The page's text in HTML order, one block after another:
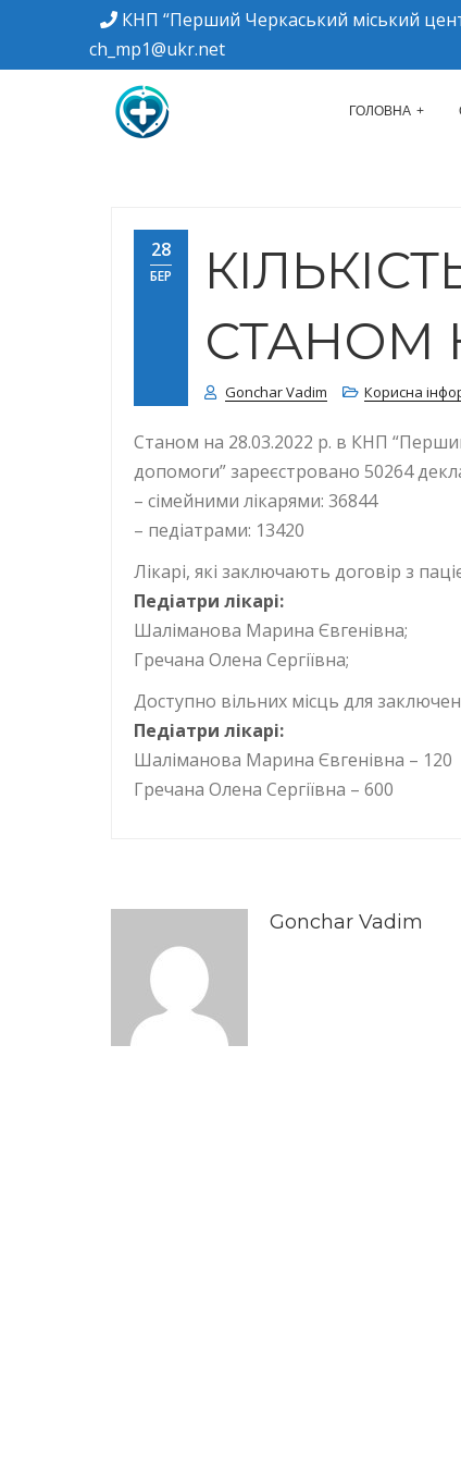
КНП “Перший Черкаський міський
ch_mp1@ukr.net
КНП "ПЕРШИЙ
ГОЛОВНА
28
БЕР
СТАНОМ
Gonchar Vadim Корисна
Станом на 28.03.2022 р. в КНП
допомоги” зареєстровано 50264
– сімейними лікарями: 36844
– педіатрами: 13420
Лікарі, які заключають договір з
Педіатри лікарі:
Шаліманова Марина Євгенівна;
Гречана Олена Сергіївна;
Доступно вільних місць для
Педіатри лікарі:
Шаліманова Марина Євгенівна – 120
Гречана Олена Сергіївна – 600
Gonchar Vadim